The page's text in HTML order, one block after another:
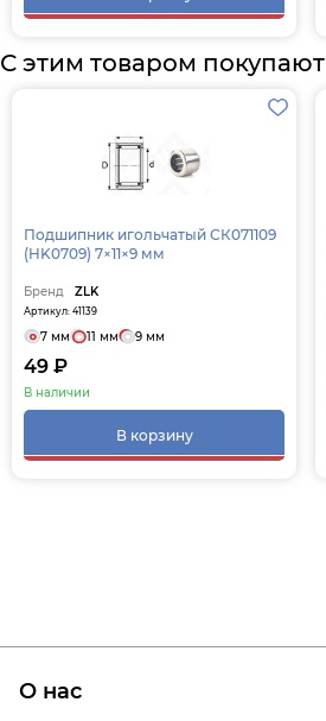
С этим товаром покупают
Подшипник игольчатый СК071109
(HK0709) 7×11×9 мм
Бренд ZLK
Артикул: 41139
7 мм 11 мм 9 мм
49 ₽
В наличии
В корзину
О нас